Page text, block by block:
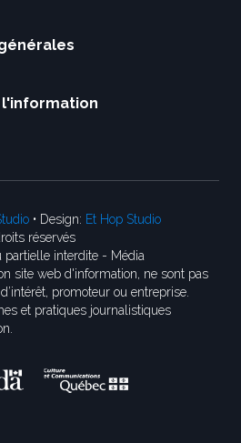
l'information
• Design: Et Hop Studio
réservés
partielle interdite - Média
site web d'information, ne sont pas
promoteur ou entreprise.
et pratiques journalistiques